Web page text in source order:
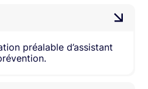
préalable d’assistant